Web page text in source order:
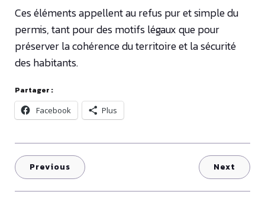
Ces éléments appellent au refus pur et simple du
permis, tant pour des motifs légaux que pour
préserver la cohérence du territoire et la sécurité
des habitants.
Partager :
Facebook
Plus
Previous Next